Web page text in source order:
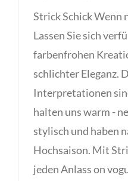
Strick Schick Wenn
Lassen Sie sich
farbenfrohen
schlichter Eleganz.
Interpretationen
halten uns warm -
stylisch und haben
Hochsaison. Mit
jeden Anlass on